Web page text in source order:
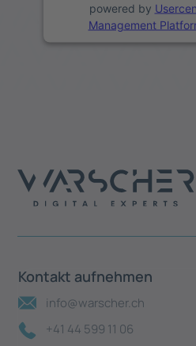
powered by
Management
Kontakt aufnehmen
info@warscher.ch
+41 44 599 11 06